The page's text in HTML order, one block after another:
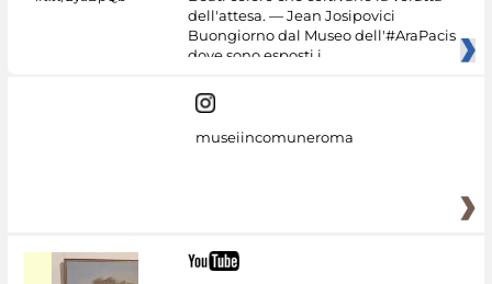
dell'attesa. — Jean Josipovici
Buongiorno dal Museo dell'#AraPacis
dove sono esposti i
museiincomuneroma